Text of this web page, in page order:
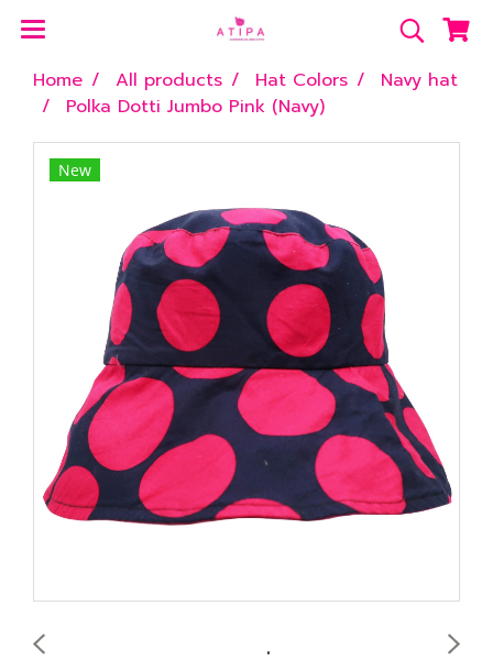
Home All products Hat Colors
Navy hat
Polka Dotti Jumbo Pink (Navy)
New